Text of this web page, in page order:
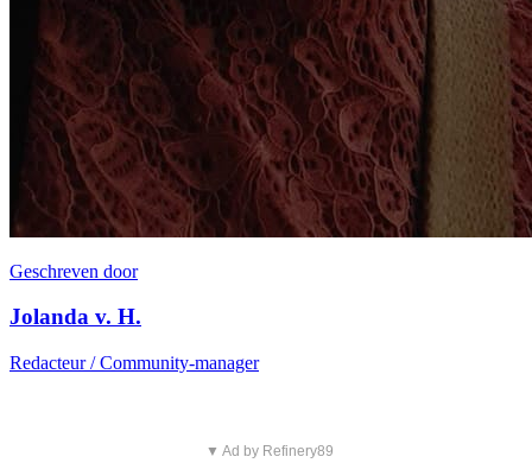
Geschreven door
Jolanda v. H.
Redacteur / Community-manager
▼ Ad by Refinery89